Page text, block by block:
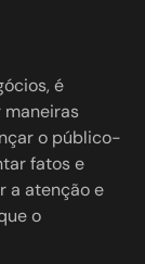
é
o público-
fatos e
a atenção e
o